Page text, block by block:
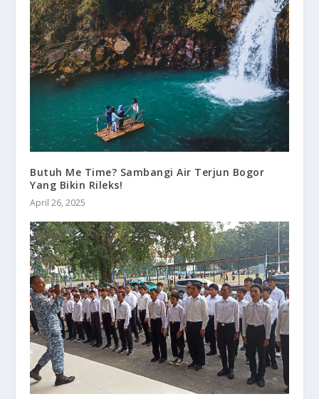
Butuh Me Time? Sambangi Air Terjun Bogor
Yang Bikin Rileks!
April 26, 2025